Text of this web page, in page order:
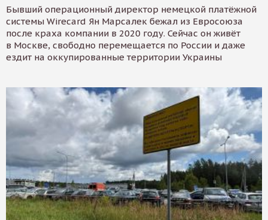
Бывший операционный директор немецкой платёжной
системы Wirecard Ян Марсалек бежал из Евросоюза
после краха компании в 2020 году. Сейчас он живёт
в Москве, свободно перемещается по России и даже
ездит на оккупированные территории Украины